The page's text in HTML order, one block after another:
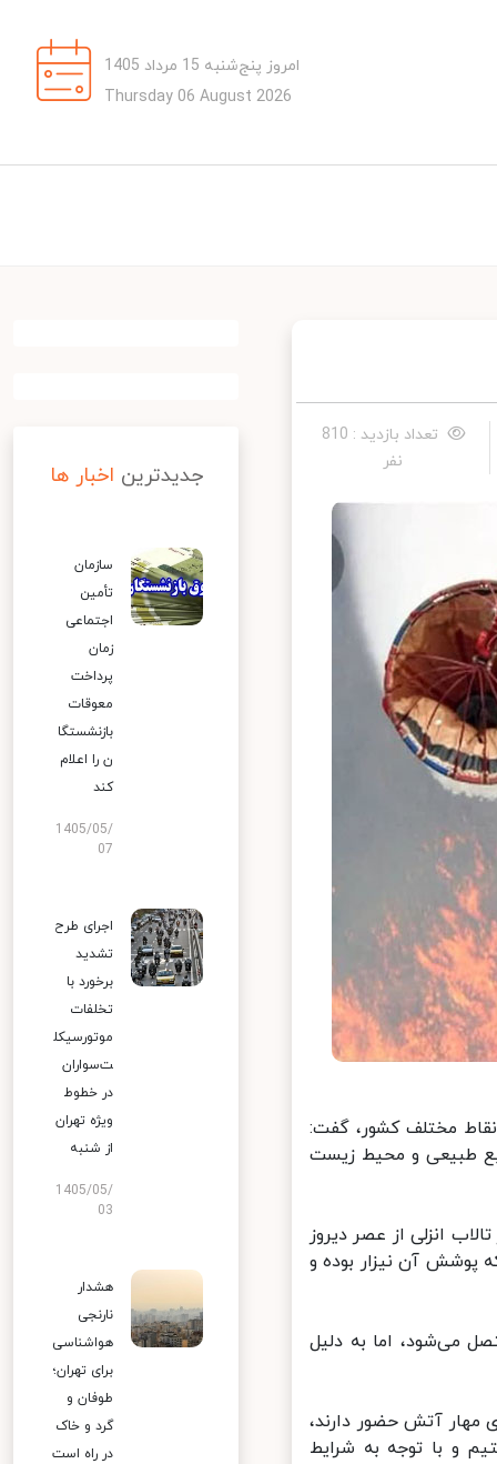
امروز پنج‌شنبه 15 مرداد 1405
Thursday 06 August 2026
تعداد بازدید : 810
نفر
مختلف کشور، گفت:
طبیعی و محیط زیست
انزلی از عصر دیروز
پوشش آن نیزار بوده و
می‌شود، اما به دلیل
برای مهار آتش حضور دارند،
منطقه هستیم و با توجه به شرایط
جدیدترین اخبار ها
سازمان
تأمین
اجتماعی
زمان
پرداخت
معوقات
بازنشستگا
ن را اعلام
کند
1405/05/
07
اجرای طرح
تشدید
برخورد با
تخلفات
موتورسیکل
ت‌سواران
در خطوط
ویژه تهران
از شنبه
1405/05/
03
هشدار
نارنجی
هواشناسی
برای تهران؛
طوفان و
گرد و خاک
در راه است